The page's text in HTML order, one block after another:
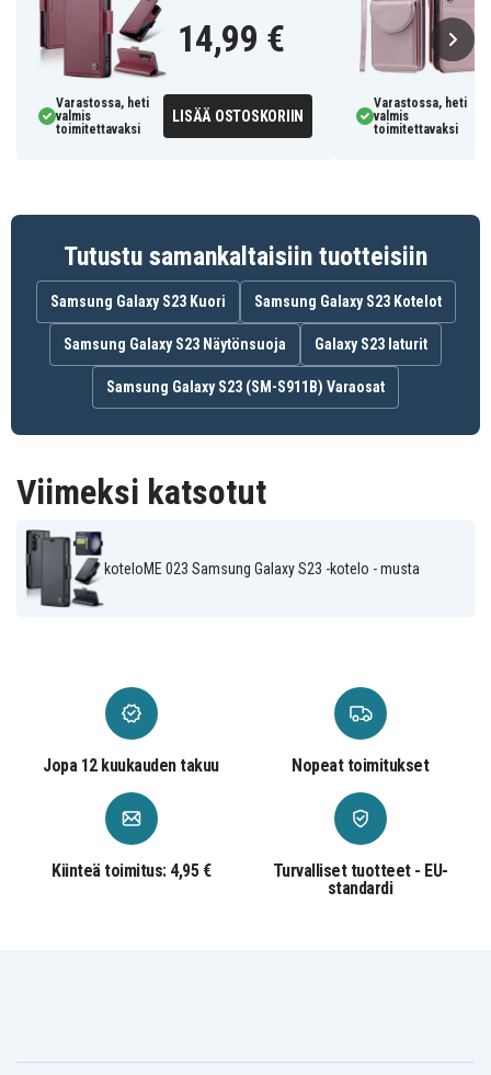
Väri 14,99 €
Varastossa, heti
valmis
toimitettavaksi
LISÄÄ OSTOSKORIIN
Varastossa, heti
valmis
toimitettavaksi
Tutustu samankaltaisiin tuotteisiin
Samsung Galaxy S23 Kuori Samsung Galaxy S23 Kotelot
Samsung Galaxy S23 Näytönsuoja Galaxy S23 laturit
Samsung Galaxy S23 (SM-S911B) Varaosat
Viimeksi katsotut
koteloME 023 Samsung Galaxy S23 -kotelo - musta
Jopa 12 kuukauden takuu Nopeat toimitukset
Kiinteä toimitus: 4,95 €
Turvalliset tuotteet - EU-
standardi